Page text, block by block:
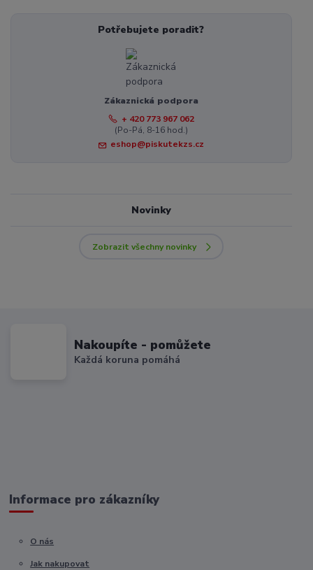
Potřebujete poradit?
Zákaznická podpora
+ 420 773 967 062
(Po-Pá, 8-16 hod.)
eshop@piskutekzs.cz
Novinky
Zobrazit všechny novinky
Nakoupíte - pomůžete
Každá koruna pomáhá
Informace pro zákazníky
O nás
Jak nakupovat